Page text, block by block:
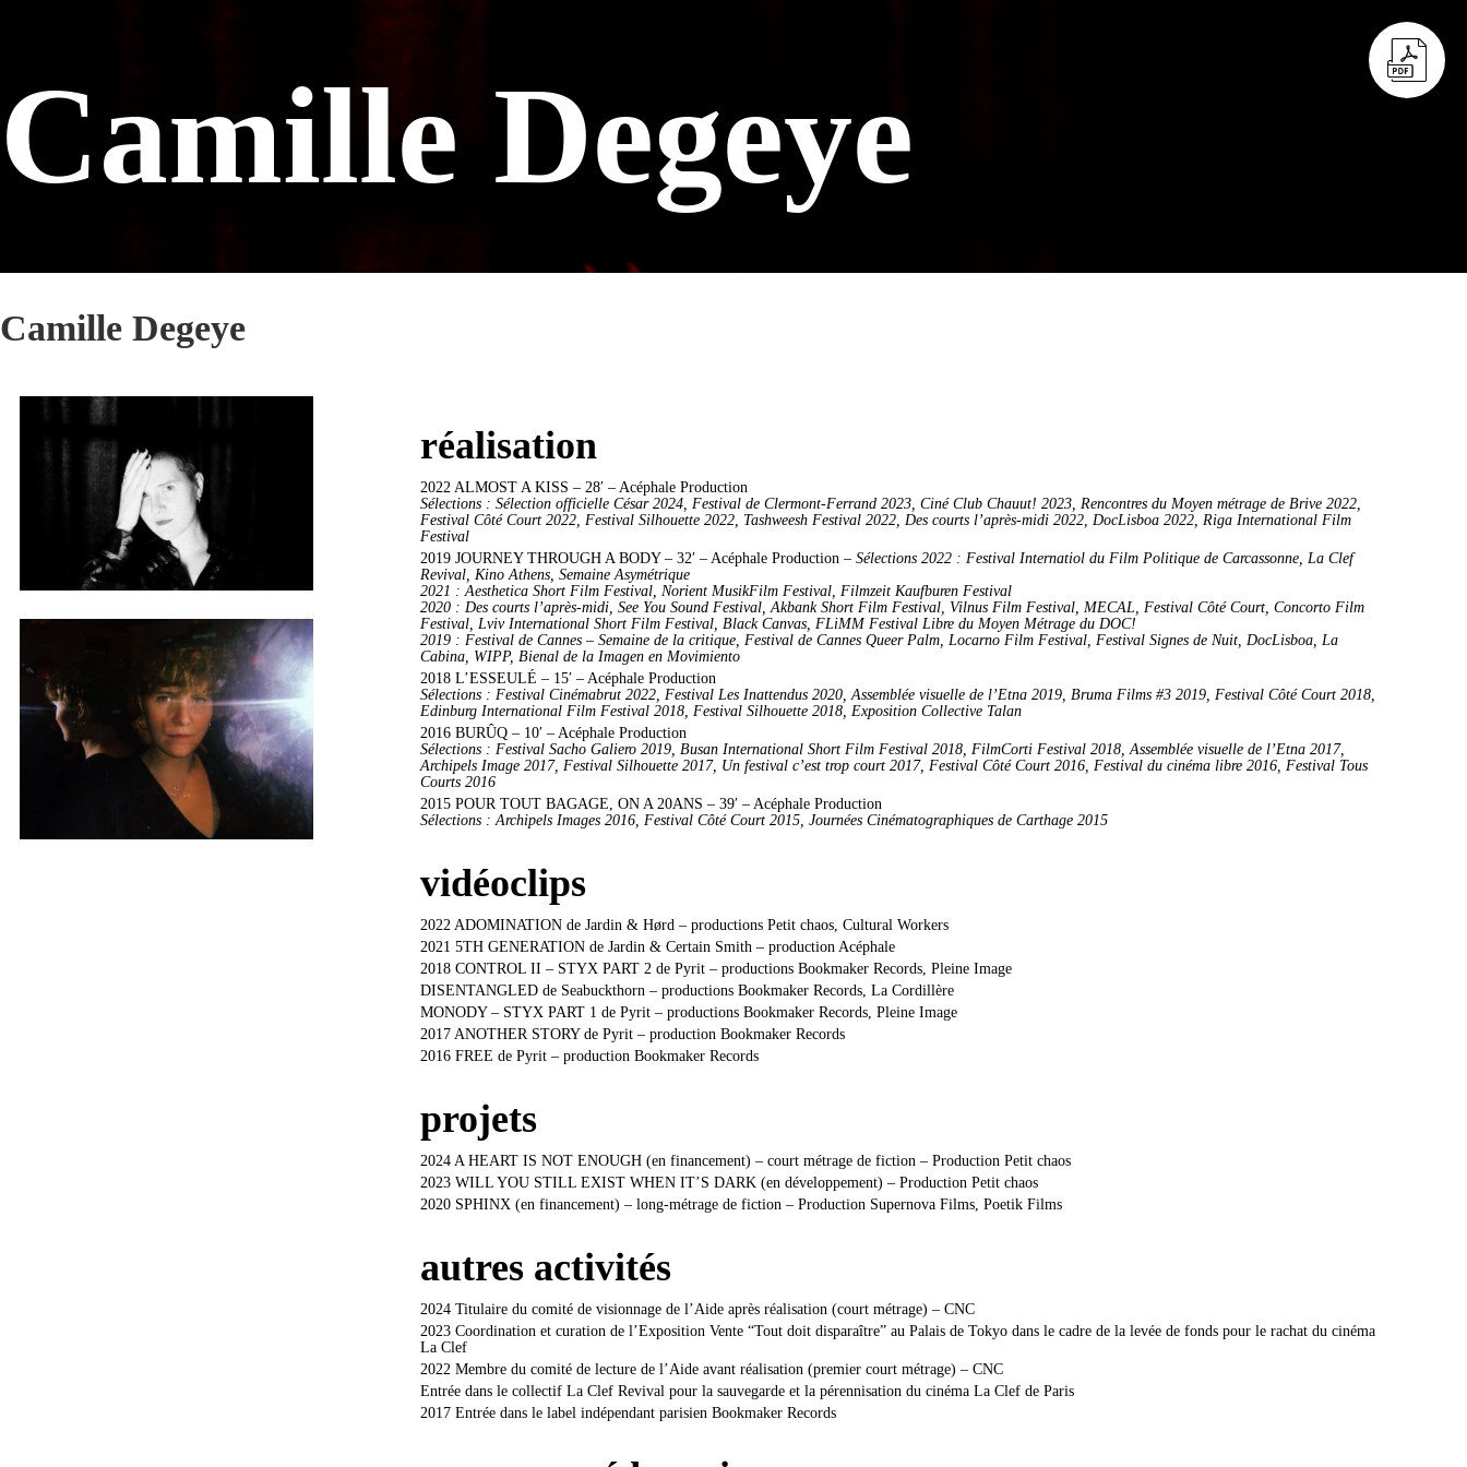
Camille Degeye
Camille Degeye
réalisation
2022 ALMOST A KISS – 28′ – Acéphale Production
Sélections : Sélection officielle César 2024, Festival de Clermont-Ferrand 2023, Ciné Club Chauut! 2023, Rencontres du Moyen métrage de Brive 2022,
Festival Côté Court 2022, Festival Silhouette 2022, Tashweesh Festival 2022, Des courts l’après-midi 2022, DocLisboa 2022, Riga International Film
Festival
2019 JOURNEY THROUGH A BODY – 32′ – Acéphale Production – Sélections 2022 : Festival Internatiol du Film Politique de Carcassonne, La Clef
Revival, Kino Athens, Semaine Asymétrique
2021 : Aesthetica Short Film Festival, Norient MusikFilm Festival, Filmzeit Kaufburen Festival
2020 : Des courts l’après-midi, See You Sound Festival, Akbank Short Film Festival, Vilnus Film Festival, MECAL, Festival Côté Court, Concorto Film
Festival, Lviv International Short Film Festival, Black Canvas, FLiMM Festival Libre du Moyen Métrage du DOC!
2019 : Festival de Cannes – Semaine de la critique, Festival de Cannes Queer Palm, Locarno Film Festival, Festival Signes de Nuit, DocLisboa, La
Cabina, WIPP, Bienal de la Imagen en Movimiento
2018 L’ESSEULÉ – 15′ – Acéphale Production
Sélections : Festival Cinémabrut 2022, Festival Les Inattendus 2020, Assemblée visuelle de l’Etna 2019, Bruma Films #3 2019, Festival Côté Court 2018,
Edinburg International Film Festival 2018, Festival Silhouette 2018, Exposition Collective Talan
2016 BURÛQ – 10′ – Acéphale Production
Sélections : Festival Sacho Galiero 2019, Busan International Short Film Festival 2018, FilmCorti Festival 2018, Assemblée visuelle de l’Etna 2017,
Archipels Image 2017, Festival Silhouette 2017, Un festival c’est trop court 2017, Festival Côté Court 2016, Festival du cinéma libre 2016, Festival Tous
Courts 2016
2015 POUR TOUT BAGAGE, ON A 20ANS – 39′ – Acéphale Production
Sélections : Archipels Images 2016, Festival Côté Court 2015, Journées Cinématographiques de Carthage 2015
vidéoclips
2022 ADOMINATION de Jardin & Hørd – productions Petit chaos, Cultural Workers
2021 5TH GENERATION de Jardin & Certain Smith – production Acéphale
2018 CONTROL II – STYX PART 2 de Pyrit – productions Bookmaker Records, Pleine Image
DISENTANGLED de Seabuckthorn – productions Bookmaker Records, La Cordillère
MONODY – STYX PART 1 de Pyrit – productions Bookmaker Records, Pleine Image
2017 ANOTHER STORY de Pyrit – production Bookmaker Records
2016 FREE de Pyrit – production Bookmaker Records
projets
2024 A HEART IS NOT ENOUGH (en financement) – court métrage de fiction – Production Petit chaos
2023 WILL YOU STILL EXIST WHEN IT’S DARK (en développement) – Production Petit chaos
2020 SPHINX (en financement) – long-métrage de fiction – Production Supernova Films, Poetik Films
autres activités
2024 Titulaire du comité de visionnage de l’Aide après réalisation (court métrage) – CNC
2023 Coordination et curation de l’Exposition Vente “Tout doit disparaître” au Palais de Tokyo dans le cadre de la levée de fonds pour le rachat du cinéma
La Clef
2022 Membre du comité de lecture de l’Aide avant réalisation (premier court métrage) – CNC
Entrée dans le collectif La Clef Revival pour la sauvegarde et la pérennisation du cinéma La Clef de Paris
2017 Entrée dans le label indépendant parisien Bookmaker Records